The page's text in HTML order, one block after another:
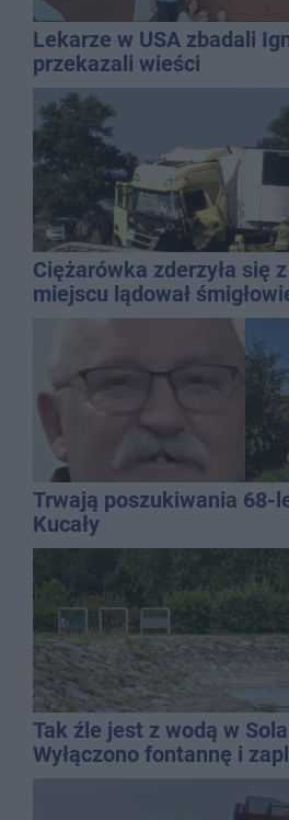
Lekarze w USA zbadali
przekazali wieści
Ciężarówka zderzyła się
miejscu lądował
Trwają poszukiwania 68-
Kucały
Tak źle jest z wodą w
Wyłączono fontannę i
dolewkę